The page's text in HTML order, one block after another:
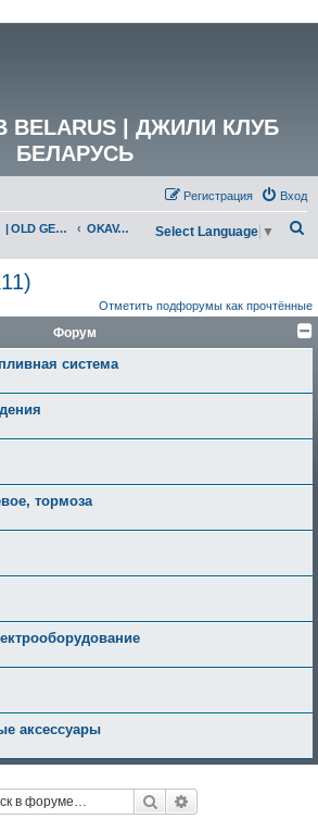
BELARUS | ДЖИЛИ КЛУБ
БЕЛАРУСЬ
Вход
Регистрация
| OLD GEELY OKAVANGO (VX11)
с
к
Select Language ▼
Отметить подфорумы как прочтённые
Форум
система
тормоза
аксессуары
Поиск